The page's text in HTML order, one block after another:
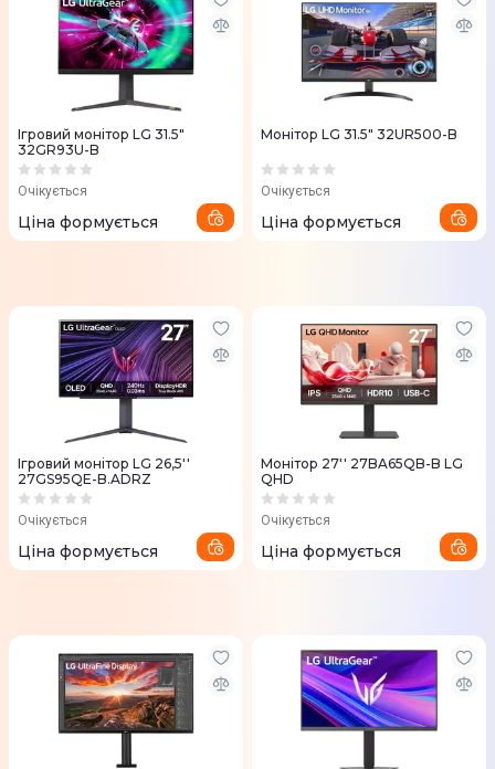
Ігровий монітор LG 31.5"
32GR93U-B
Очікується
Ціна формується
Монітор LG 31.5" 32UR500-B
Очікується
Ціна формується
Ігровий монітор LG 26,5''
27GS95QE-B.ADRZ
Очікується
Ціна формується
Монітор 27'' 27BA65QB-B LG
QHD
Очікується
Ціна формується